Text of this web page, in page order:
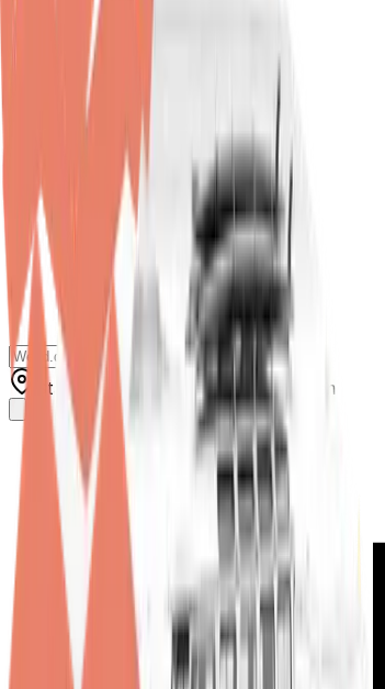
Standort wählen Versandart wählen